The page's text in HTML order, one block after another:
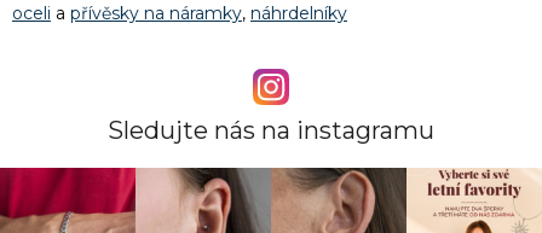
oceli a přívěsky na náramky, náhrdelníky
Sledujte nás na instagramu